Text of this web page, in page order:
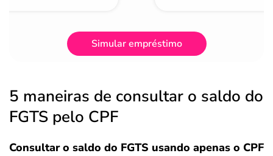
Simular empréstimo
5 maneiras de consultar o saldo do
FGTS pelo CPF
Consultar o saldo do FGTS usando apenas o CPF